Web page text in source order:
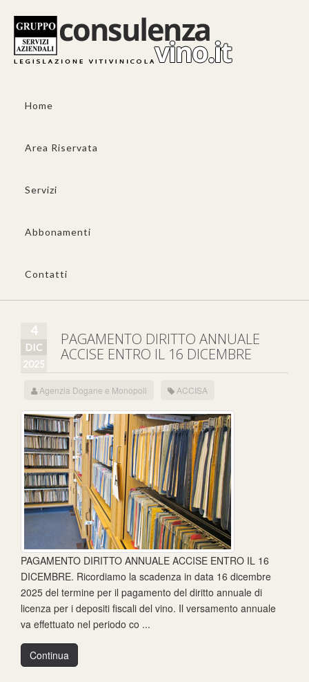
Home
Area Riservata
Servizi
Abbonamenti
Contatti
4
DIC
2025
PAGAMENTO DIRITTO ANNUALE
ACCISE ENTRO IL 16 DICEMBRE
Agenzia Dogane e Monopoli ACCISA
PAGAMENTO DIRITTO ANNUALE ACCISE ENTRO IL 16
DICEMBRE. Ricordiamo la scadenza in data 16 dicembre
2025 del termine per il pagamento del diritto annuale di
licenza per i depositi fiscali del vino. Il versamento annuale
va effettuato nel periodo co ...
Continua